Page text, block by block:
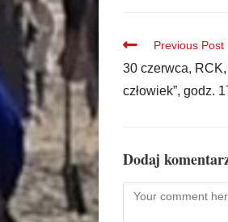
Previous Post
30 czerwca,
człowiek”, godz.
Dodaj